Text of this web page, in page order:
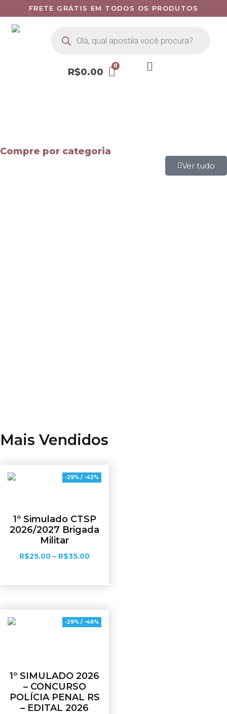
FRETE GRÁTIS EM TODOS OS PRODUTOS
R$0.00
Compre por categoria
Ver tudo
Mais Vendidos
-29% / -42%
1º Simulado CTSP
2026/2027 Brigada
Militar
R$25.00 – R$35.00
-29% / -46%
1º SIMULADO 2026
– CONCURSO
POLÍCIA PENAL RS
– EDITAL 2026